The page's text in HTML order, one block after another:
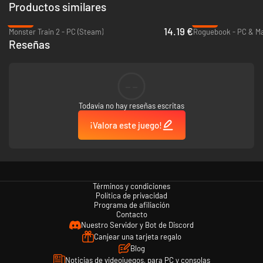
Cada hechizo se construye a partir depatrones elementales
directamente con tus dedos. Lasrecetas pueden superponerse y
, creando estrategias que recompensan la astucia y la
de recompensas y pequeños accidentes afortunados.
Sangriento, nunca sombrío
mundo de fantasía oscura dibujado a mano
malditas y bosques encantados
monstruos grotescos y absurdos, rebosantes de
Productos similares
Monster Train 2 - PC (Steam)
14.19 €Roguebook - PC &
Reseñas
Todavía no hay reseñas escritas
¡Valora este juego!
Términos y condiciones
Política de privacidad
Programa de afiliación
Contacto
Nuestro Servidor y Bot de Discord
Canjear una tarjeta regalo
Blog
Noticias de videojuegos, para PC y consolas